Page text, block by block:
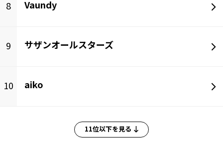
8 Vaundy
9 サザンオールスターズ
10 aiko
11位以下を見る